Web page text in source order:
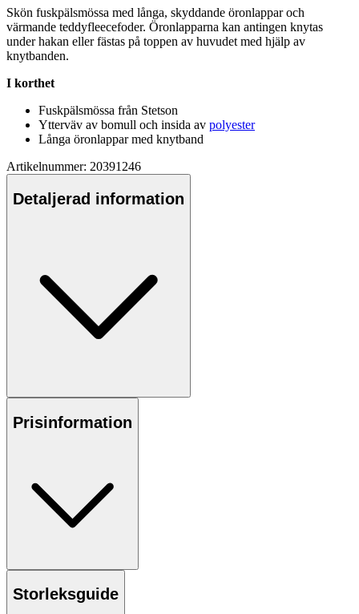
Skön fuskpälsmössa med långa, skyddande öronlappar och
värmande teddyfleecefoder. Öronlapparna kan antingen knytas
under hakan eller fästas på toppen av huvudet med hjälp av
knytbanden.
I korthet
Fuskpälsmössa från Stetson
Ytterväv av bomull och insida av polyester
Långa öronlappar med knytband
Artikelnummer: 20391246
Detaljerad information
Prisinformation
Storleksguide